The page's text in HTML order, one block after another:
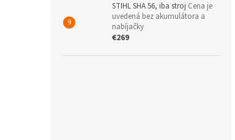
STIHL SHA 56, iba stroj Cena je
uvedená bez akumulátora a
nabíjačky
€269